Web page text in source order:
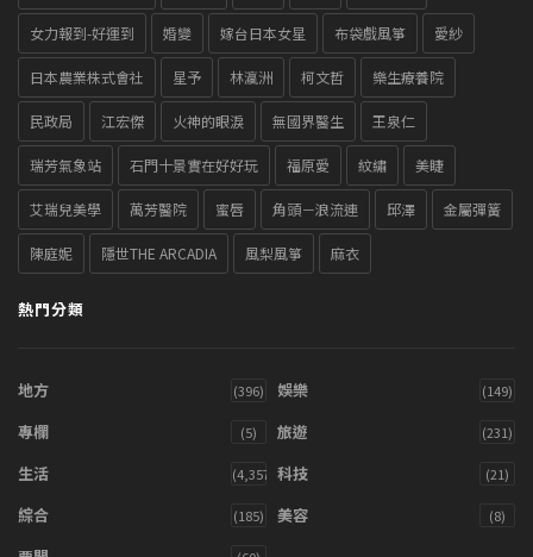
女力報到-好運到 婚變 嫁台日本女星 布袋戲風箏 愛紗
日本農業株式會社 星予 林瀛洲 柯文哲 樂生療養院
民政局 江宏傑 火神的眼淚 無國界醫生 王泉仁
瑞芳氣象站 石門十景實在好好玩 福原愛 紋繡 美睫
艾瑞兒美學 萬芳醫院 蜜唇 角頭－浪流連 邱澤 金屬彈簧
陳庭妮 隱世THE ARCADIA 風梨風箏 麻衣
熱門分類
地方 (396) 娛樂 (149)
專欄 (5) 旅遊 (231)
生活 (4,357) 科技 (21)
綜合 (185) 美容 (8)